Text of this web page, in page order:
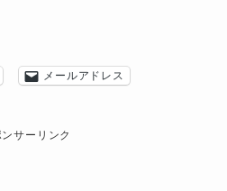
メールアドレス
ンサーリンク